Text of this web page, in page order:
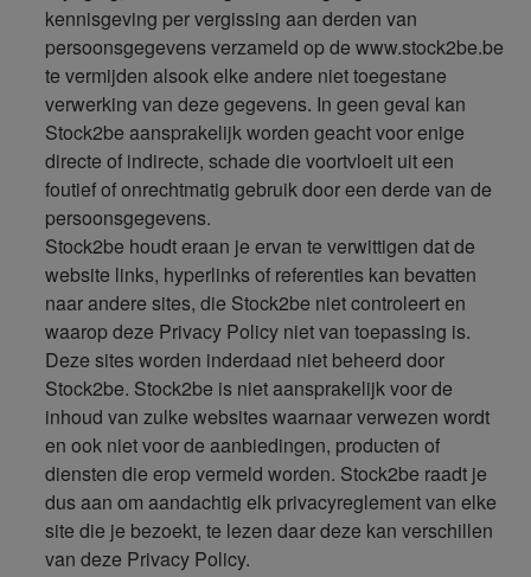
kennisgeving per vergissing aan derden van
persoonsgegevens verzameld op de www.stock2be.be
te vermijden alsook elke andere niet toegestane
verwerking van deze gegevens. In geen geval kan
Stock2be aansprakelijk worden geacht voor enige
directe of indirecte, schade die voortvloeit uit een
foutief of onrechtmatig gebruik door een derde van de
persoonsgegevens.
Stock2be houdt eraan je ervan te verwittigen dat de
website links, hyperlinks of referenties kan bevatten
naar andere sites, die Stock2be niet controleert en
waarop deze Privacy Policy niet van toepassing is.
Deze sites worden inderdaad niet beheerd door
Stock2be. Stock2be is niet aansprakelijk voor de
inhoud van zulke websites waarnaar verwezen wordt
en ook niet voor de aanbiedingen, producten of
diensten die erop vermeld worden. Stock2be raadt je
dus aan om aandachtig elk privacyreglement van elke
site die je bezoekt, te lezen daar deze kan verschillen
van deze Privacy Policy.